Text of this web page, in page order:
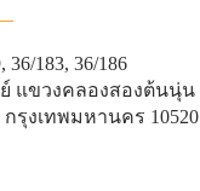
36/183, 36/186
แขวงคลองสองต้นนุ่น
รุงเทพมหานคร 10520